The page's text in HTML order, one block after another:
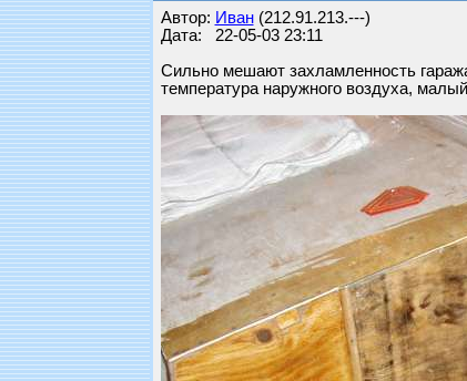
Автор: Иван(212.91.213.---)
Дата: 22-05-03 23:11
Сильно мешают захламленность
температура наружного воздуха,